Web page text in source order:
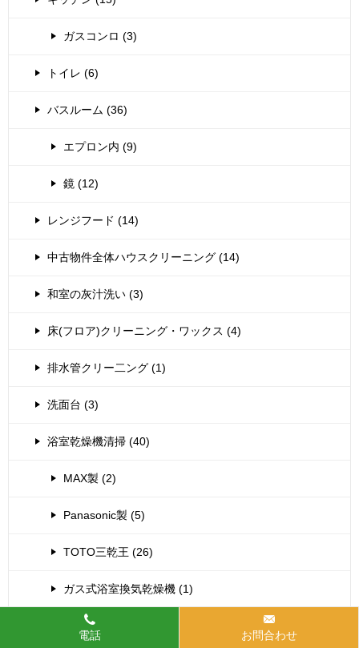
ガスコンロ (3)
トイレ (6)
バスルーム (36)
エプロン内 (9)
鏡 (12)
レンジフード (14)
中古物件全体ハウスクリーニング (14)
和室の灰汁洗い (3)
床(フロア)クリーニング・ワックス (4)
排水管クリー二ング (1)
洗面台 (3)
浴室乾燥機清掃 (40)
MAX製 (2)
Panasonic製 (5)
TOTO三乾王 (26)
ガス式浴室換気乾燥機 (1)
三菱製 (1)
電話 お問合わせ